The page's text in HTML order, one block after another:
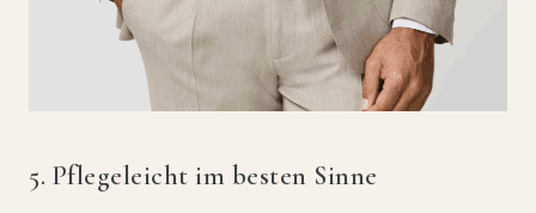
5. Pflegeleicht im besten Sinne